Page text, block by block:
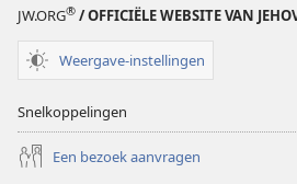
JW.ORG® / OFFICIËLE WEBSITE VAN
Weergave-instellingen
Snelkoppelingen
Een bezoek aanvragen